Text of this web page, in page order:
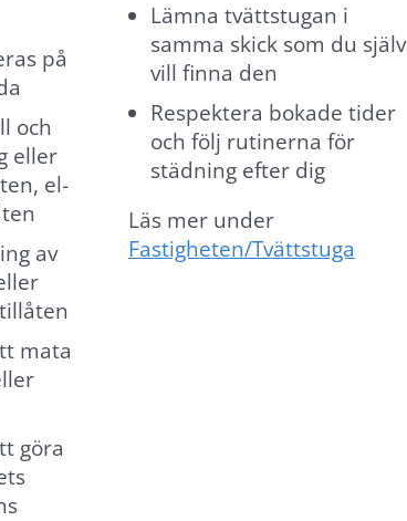
på
och
eller
el-
av
mata
göra
Lämna tvättstugan i
samma skick som du själv
vill finna den
Respektera bokade tider
och följ rutinerna för
städning efter dig
Läs mer under
Fastigheten/Tvättstuga